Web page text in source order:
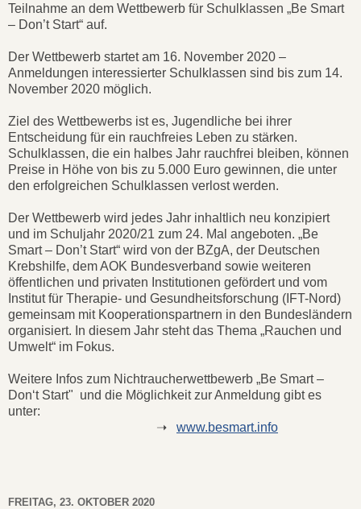
Teilnahme an dem Wettbewerb für Schulklassen „Be Smart
– Don’t Start“ auf.
Der Wettbewerb startet am 16. November 2020 –
Anmeldungen interessierter Schulklassen sind bis zum 14.
November 2020 möglich.
Ziel des Wettbewerbs ist es, Jugendliche bei ihrer
Entscheidung für ein rauchfreies Leben zu stärken.
Schulklassen, die ein halbes Jahr rauchfrei bleiben, können
Preise in Höhe von bis zu 5.000 Euro gewinnen, die unter
den erfolgreichen Schulklassen verlost werden.
Der Wettbewerb wird jedes Jahr inhaltlich neu konzipiert
und im Schuljahr 2020/21 zum 24. Mal angeboten. „Be
Smart – Don’t Start“ wird von der BZgA, der Deutschen
Krebshilfe, dem AOK Bundesverband sowie weiteren
öffentlichen und privaten Institutionen gefördert und vom
Institut für Therapie- und Gesundheitsforschung (IFT-Nord)
gemeinsam mit Kooperationspartnern in den Bundesländern
organisiert. In diesem Jahr steht das Thema „Rauchen und
Umwelt“ im Fokus.
Weitere Infos zum Nichtraucherwettbewerb „Be Smart –
Don‘t Start" und die Möglichkeit zur Anmeldung gibt es
unter:
➝ www.besmart.info
FREITAG, 23. OKTOBER 2020